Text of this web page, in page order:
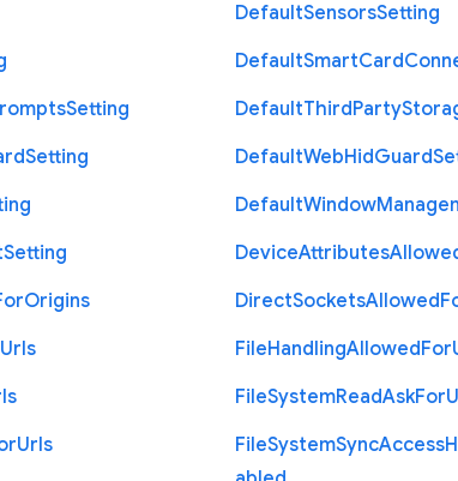
DefaultSensorsSetting
DefaultSmartCard
Setting DefaultThirdParty
Setting DefaultWebHidGuard
DefaultWindow
Setting DeviceAttributes
Origins DirectSocketsAllowed
Urls FileHandlingAllowedFor
FileSystemReadAskFor
Urls FileSystemSyncAccess